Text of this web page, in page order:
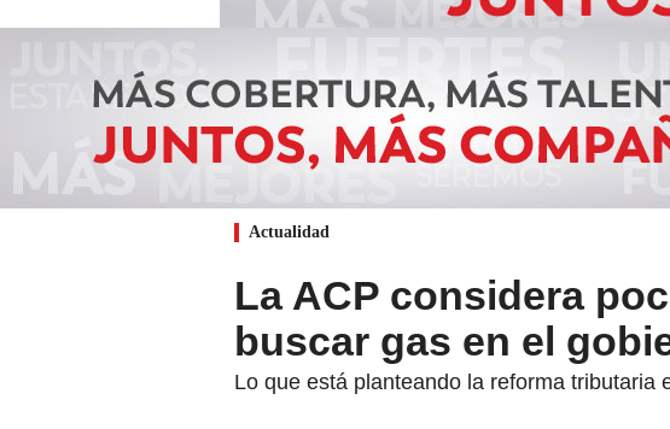
Actualidad
La ACP considera
buscar gas en el
Lo que está planteando la reforma tributaria